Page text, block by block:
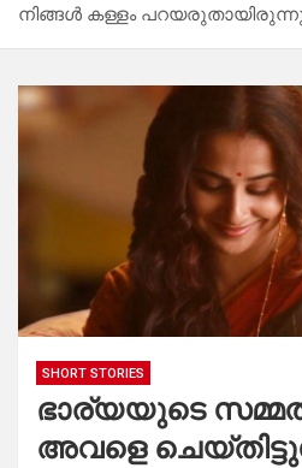
നിങ്ങൾ കള്ളം
SHORT STORIES
ഭാര്യയുടെ
അവളെ